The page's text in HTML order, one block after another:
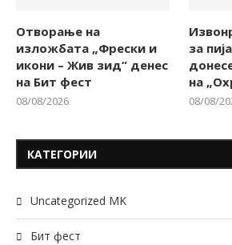
Отворање на
изложбата „Фрески и
икони – Жив зид“ денес
на Бит фест
08/08/2026
за
на
08/08/
КАТЕГОРИИ
Uncategorized MK
Бит фест